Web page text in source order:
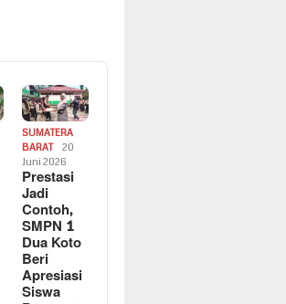
SUMATERA
BARAT
20
Juni 2026
Prestasi
Jadi
Contoh,
SMPN 1
Dua Koto
Beri
Apresiasi
Siswa